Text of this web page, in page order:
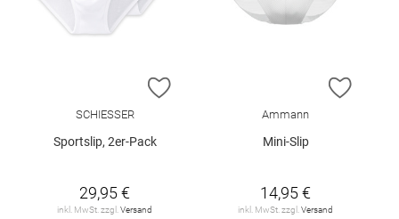
ZUR WUNSCHLISTE HINZUFÜGEN
SCHIESSER
Sportslip, 2er-Pack
29,95 €
inkl. MwSt. zzgl. Versand
ZUR
Ammann
Mini-Slip
14,95 €
inkl. MwSt. zzgl. Versand